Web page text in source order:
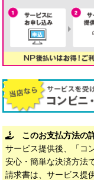
このお支払方法の
サービス提供後、「コ
安心・簡単な決済方法
請求書は、サービス提